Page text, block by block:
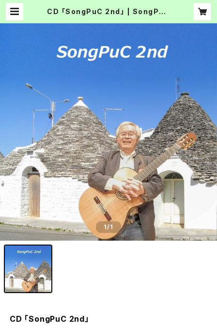
CD 「SongPuC 2nd」 | SongPuC
1/1
CD 「SongPuC 2nd」